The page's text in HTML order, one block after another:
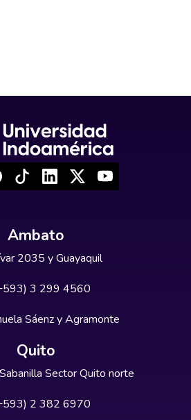
Ambato
2035 y Guayaquil
3 299 4560
Sáenz y Agramonte
Quito
Sector Quito norte
2 382 6970